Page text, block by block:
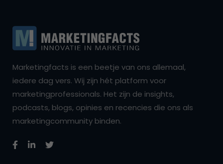
Marketingfacts is een beetje van ons allemaal,
iedere dag vers. Wij zijn hét platform voor
marketingprofessionals. Het zijn de insights,
podcasts, blogs, opinies en recencies die ons als
marketingcommunity binden.